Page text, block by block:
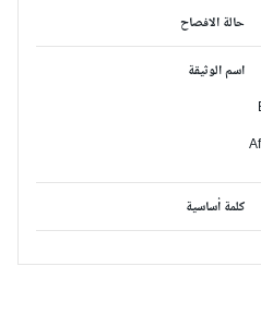
حالة الافصاح
اسم الوثيقة
كلمة أساسية